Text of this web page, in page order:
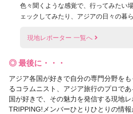
色々聞くような感覚で、行ってみたい
ェックしてみたり、アジアの日々の暮
現地レポーター 一覧へ
◎ 最後に・・・
アジア各国が好きで自分の専門分野を
るコラムニスト、アジア旅行のプロで
国が好きで、その魅力を発信する現地レ
TRIPPING!メンバーひとりひとりの情